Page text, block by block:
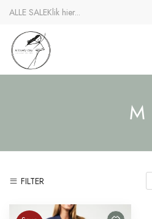
ALLE SALEKlik hier...
M
FILTER